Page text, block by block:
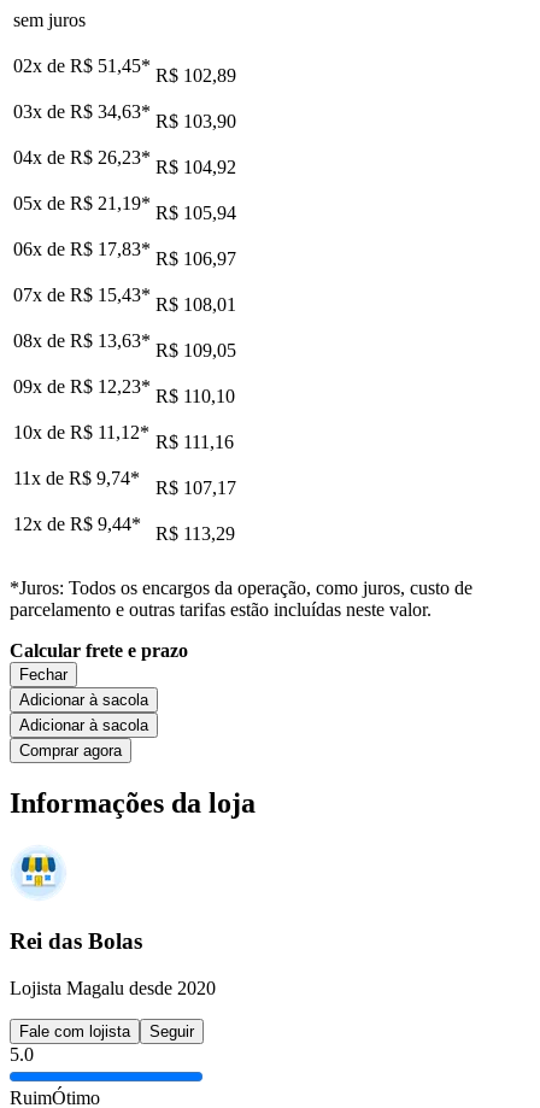
sem juros
02x de R$ 51,45* R$ 102,89
03x de R$ 34,63* R$ 103,90
04x de R$ 26,23* R$ 104,92
05x de R$ 21,19* R$ 105,94
06x de R$ 17,83* R$ 106,97
07x de R$ 15,43* R$ 108,01
08x de R$ 13,63* R$ 109,05
09x de R$ 12,23* R$ 110,10
10x de R$ 11,12* R$ 111,16
11x de R$ 9,74*
R$ 107,17
12x de R$ 9,44* R$ 113,29
*Juros: Todos os encargos da operação, como juros, custo de
parcelamento e outras tarifas estão incluídas neste valor.
Calcular frete e prazo
Fechar
Adicionar à sacola
Adicionar à sacola
Comprar agora
Informações da loja
Rei das Bolas
Lojista Magalu desde 2020
Fale com lojista Seguir
5.0
RuimÓtimo